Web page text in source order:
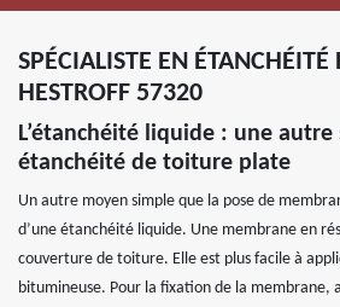
SPÉCIALISTE EN ÉTANCHÉITÉ
HESTROFF 57320
L’étanchéité liquide : une
étanchéité de toiture plate
Un autre moyen simple que la pose de
d’une étanchéité liquide. Une membrane en
couverture de toiture. Elle est plus facile à
bitumineuse. Pour la fixation de la membrane,